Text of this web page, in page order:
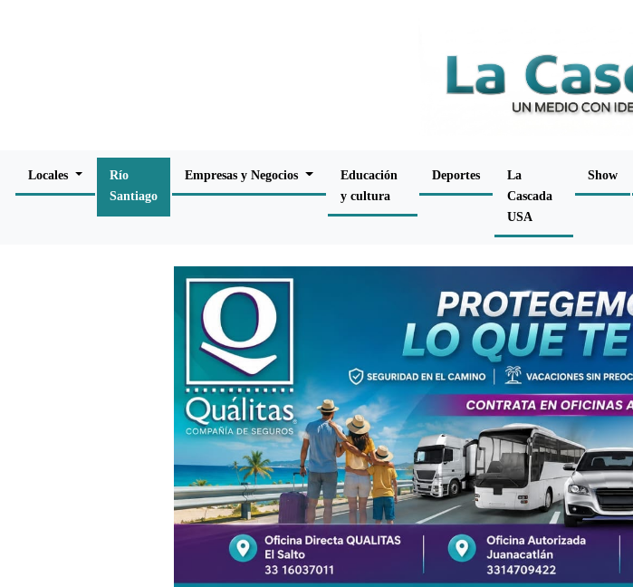
Locales
Río
Santiago
Empresas y Negocios
Educación
y cultura
Deportes
La
Cascada
USA
Show